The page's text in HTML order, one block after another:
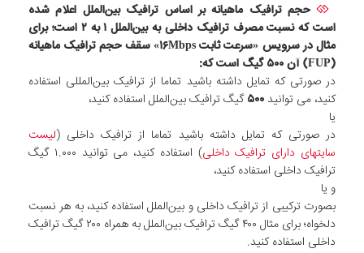
حجم ترافیک ماهیانه بر اساس ترافیک بین‌الملل اعلام شده
است که نسبت مصرف ترافیک داخلی به بین‌الملل ۱ به ۲ است؛ برای
مثال در سرویس «سرعت ثابت ۱۶Mbps» سقف حجم ترافیک ماهیانه
(FUP) آن
۵۰۰ گیگ است که:
در صورتی که تمایل داشته باشید تماما از ترافیک بین‌المللی استفاده
کنید، می توانید۵۰۰ گیگ ترافیک بین‌الملل استفاده کنید،
یا
در صورتی که تمایل داشته باشید تماما از ترافیک داخلی (لیست
سایتهای دارای ترافیک داخلی
) استفاده کنید، می توانید ۱.۰۰۰ گیگ
ترافیک داخلی استفاده کنید،
و یا
بصورت ترکیبی از ترافیک داخلی و بین‌الملل استفاده کنید، به هر نسبت
دلخواه؛ برای مثال ۴۰۰ گیگ ترافیک بین‌الملل به همراه ۲۰۰ گیگ ترافیک
داخلی استفاده کنید.